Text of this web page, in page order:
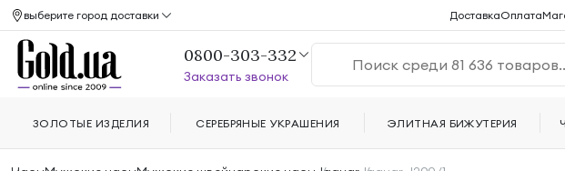
выберите город доставки ДоставкаОплата
0800-303-332
Заказать звонок
ЗОЛОТЫЕ ИЗДЕЛИЯ СЕРЕБРЯНЫЕ УКРАШЕНИЯ ЭЛИТНАЯ БИЖУТЕРИЯ